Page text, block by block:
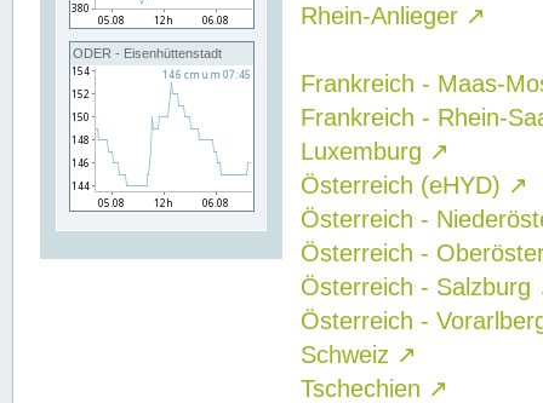
ODER - Eisenhüttenstadt
Rhein-Anlieger ↗
Frankreich - Maas-
Frankreich - Rhein-
Luxemburg ↗
Österreich (eHYD) ↗
Österreich -
Österreich -
Österreich - Salzburg
Österreich -
Schweiz ↗
Tschechien ↗